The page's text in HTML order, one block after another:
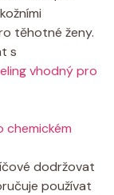
těhotné ženy.
s
vhodný pro
chemickém
dodržovat
používat